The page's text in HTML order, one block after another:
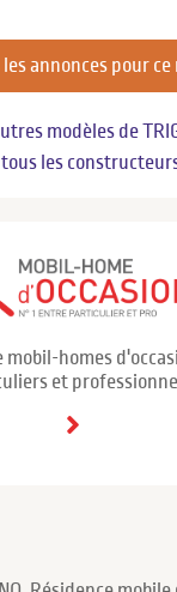
annonces pour ce
modèles de
les
mobil-homes
et